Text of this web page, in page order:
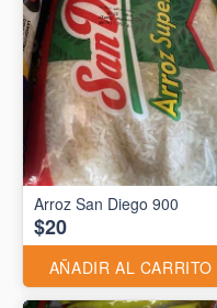
Arroz San Diego 900
$20
AÑADIR AL CARRITO